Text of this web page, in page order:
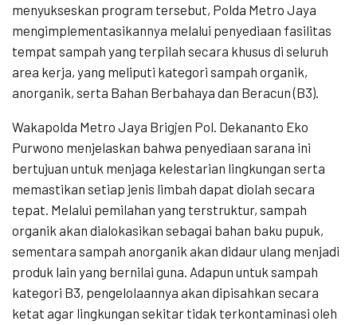
menyukseskan program tersebut, Polda Metro Jaya
mengimplementasikannya melalui penyediaan fasilitas
tempat sampah yang terpilah secara khusus di seluruh
area kerja, yang meliputi kategori sampah organik,
anorganik, serta Bahan Berbahaya dan Beracun (B3).
Wakapolda Metro Jaya Brigjen Pol. Dekananto Eko
Purwono menjelaskan bahwa penyediaan sarana ini
bertujuan untuk menjaga kelestarian lingkungan serta
memastikan setiap jenis limbah dapat diolah secara
tepat. Melalui pemilahan yang terstruktur, sampah
organik akan dialokasikan sebagai bahan baku pupuk,
sementara sampah anorganik akan didaur ulang menjadi
produk lain yang bernilai guna. Adapun untuk sampah
kategori B3, pengelolaannya akan dipisahkan secara
ketat agar lingkungan sekitar tidak terkontaminasi oleh